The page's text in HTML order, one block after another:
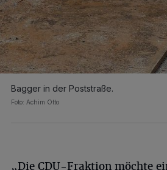
Bagger in der Poststraße.
Foto: Achim Otto
„Die CDU-Fraktion möchte